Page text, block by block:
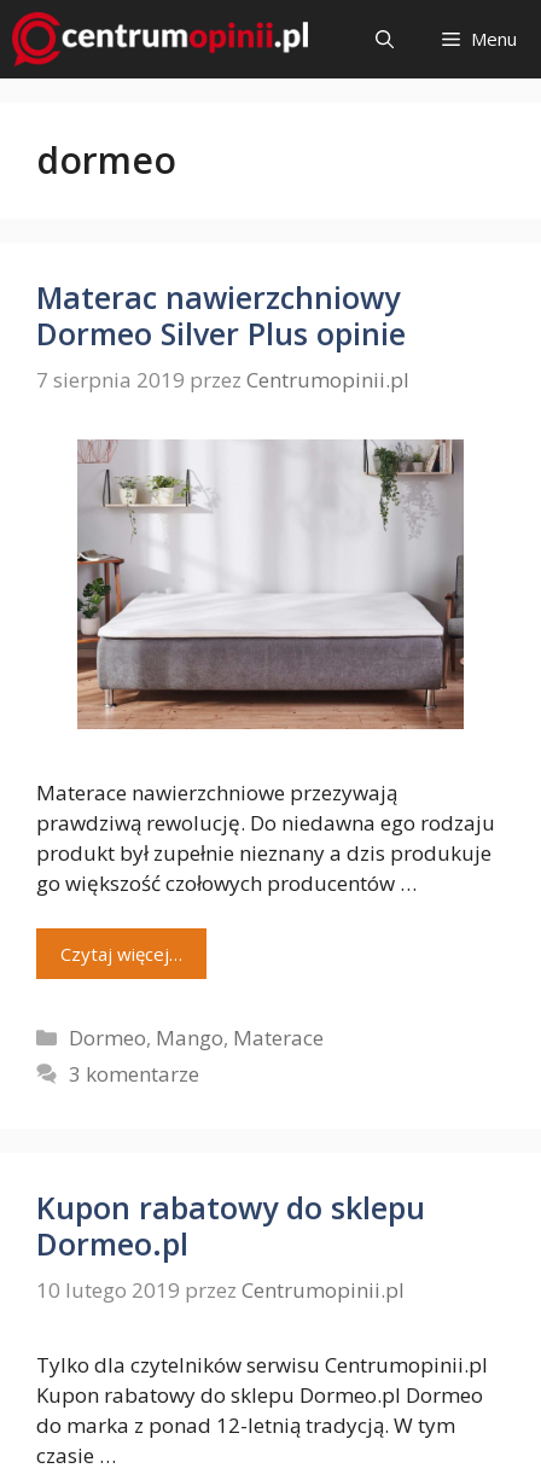
Przejdź
do
treści
Menu
dormeo
Materac nawierzchniowy
Dormeo Silver Plus opinie
7 sierpnia 2019 przez Centrumopinii.pl
Materace nawierzchniowe przezywają
prawdziwą rewolucję. Do niedawna ego rodzaju
produkt był zupełnie nieznany a dzis produkuje
go większość czołowych producentów …
Czytaj więcej…
Kategorie
Dormeo, Mango, Materace
3 komentarze
Kupon rabatowy do sklepu
Dormeo.pl
10 lutego 2019 przez Centrumopinii.pl
Tylko dla czytelników serwisu Centrumopinii.pl
Kupon rabatowy do sklepu Dormeo.pl Dormeo
do marka z ponad 12-letnią tradycją. W tym
czasie …